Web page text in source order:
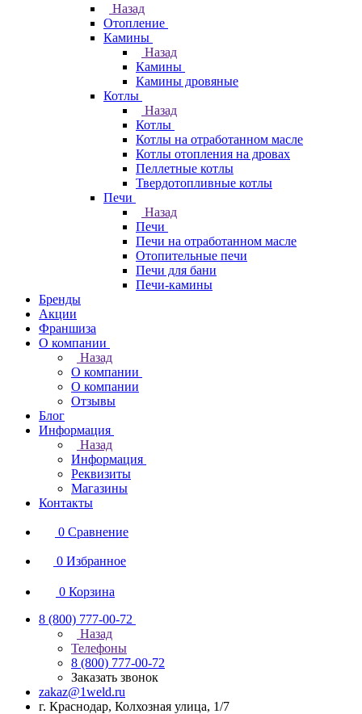
Назад
Отопление
Камины
Назад
Камины
Камины дровяные
Котлы
Назад
Котлы
Котлы на отработанном масле
Котлы отопления на дровах
Пеллетные котлы
Твердотопливные котлы
Печи
Назад
Печи
Печи на отработанном масле
Отопительные печи
Печи для бани
Печи-камины
Бренды
Акции
Франшиза
О компании
Назад
О компании
О компании
Отзывы
Блог
Информация
Назад
Информация
Реквизиты
Магазины
Контакты
0 Сравнение
0 Избранное
0 Корзина
8 (800) 777-00-72
Назад
Телефоны
8 (800) 777-00-72
Заказать звонок
zakaz@1weld.ru
г. Краснодар, Колхозная улица, 1/7